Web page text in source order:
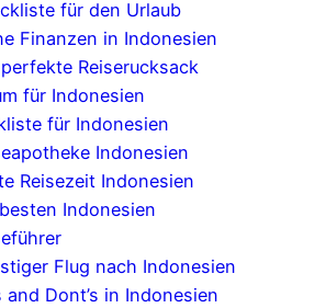
für den Urlaub
Finanzen in Indonesien
Reiserucksack
für Indonesien
für Indonesien
Indonesien
Reisezeit Indonesien
Indonesien
Flug nach Indonesien
and Dont’s in Indonesien